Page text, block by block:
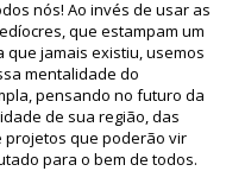
nós! Ao invés de usar as
que estampam um
jamais existiu, usemos
mentalidade do
pensando no futuro da
de sua região, das
projetos que poderão vir
para o bem de todos.